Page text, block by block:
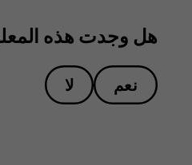
هل وجدت هذه
نعم لا